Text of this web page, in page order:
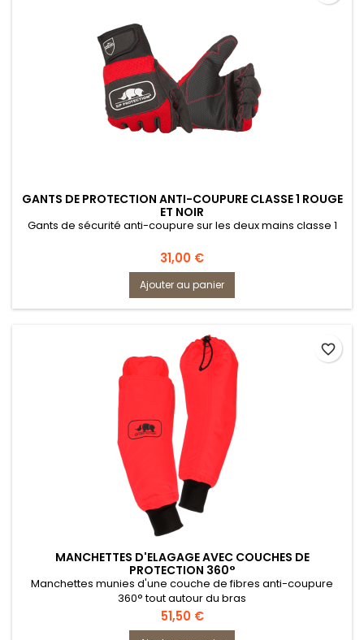
GANTS DE PROTECTION ANTI-COUPURE CLASSE 1 ROUGE
ET NOIR
Gants de sécurité anti-coupure sur les deux mains classe 1
Prix
31,00 €
Ajouter au panier
MANCHETTES D'ELAGAGE AVEC COUCHES DE
PROTECTION 360°
Manchettes munies d'une couche de fibres anti-coupure
360° tout autour du bras
Prix
51,50 €
favorite_border